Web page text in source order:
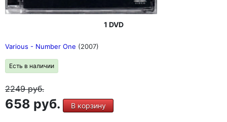
1 DVD
Various - Number One (2007)
Есть в наличии
2249руб.
658 руб. В корзину